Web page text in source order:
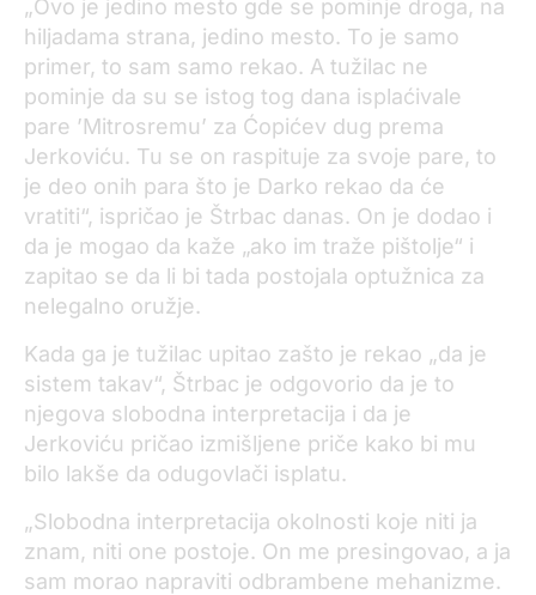
„Ovo je jedino mesto gde se pominje droga, na
hiljadama strana, jedino mesto. To je samo
primer, to sam samo rekao. A tužilac ne
pominje da su se istog tog dana isplaćivale
pare ’Mitrosremu’ za Ćopićev dug prema
Jerkoviću. Tu se on raspituje za svoje pare, to
je deo onih para što je Darko rekao da će
vratiti“, ispričao je Štrbac danas. On je dodao i
da je mogao da kaže „ako im traže pištolje“ i
zapitao se da li bi tada postojala optužnica za
nelegalno oružje.
Kada ga je tužilac upitao zašto je rekao „da je
sistem takav“, Štrbac je odgovorio da je to
njegova slobodna interpretacija i da je
Jerkoviću pričao izmišljene priče kako bi mu
bilo lakše da odugovlači isplatu.
„Slobodna interpretacija okolnosti koje niti ja
znam, niti one postoje. On me presingovao, a ja
sam morao napraviti odbrambene mehanizme.